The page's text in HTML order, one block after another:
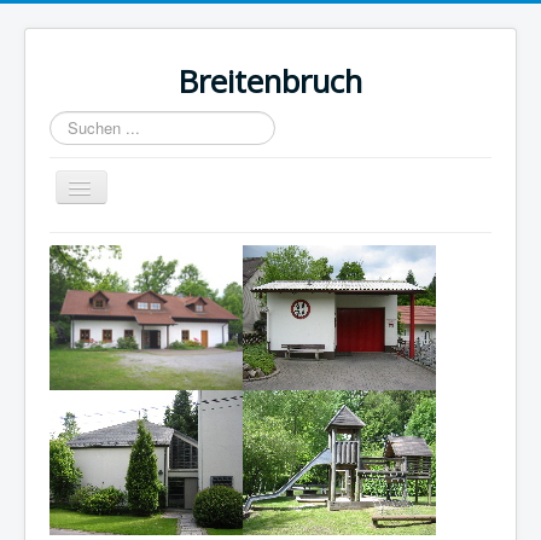
Breitenbruch
Suchen
...
Navigation
an/aus
Home